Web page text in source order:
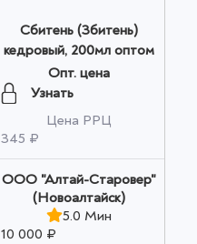
Сбитень (Збитень)
кедровый, 200мл оптом
Опт. цена
Узнать
Цена РРЦ
345 ₽
ООО "Алтай-Старовер"
(Новоалтайск)
5.0 Мин
10 000 ₽